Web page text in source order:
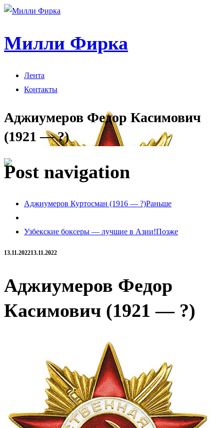
Милли Фирка
Лента
Контакты
Аджиумеров Федор Касимович
(1921 — ?)
Post navigation
Аджиумеров Куртосман (1916 — ?)Раньше
Узбекские боксеры — лучшие в Азии!Позже
13.11.202213.11.2022
Аджиумеров Федор
Касимович (1921 — ?)